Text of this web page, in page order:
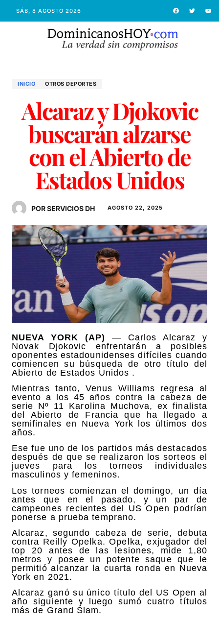
SÁB, 8 AGOSTO 2026
INICIO OTROS DEPORTES
Alcaraz y Djokovic
buscarán alzarse
con el Abierto de
Estados Unidos
POR SERVICIOS DH AGOSTO 22, 2025
NUEVA YORK (AP)
— Carlos Alcaraz y
Novak Djokovic enfrentarán a posibles
oponentes estadounidenses difíciles cuando
comiencen su búsqueda de otro título del
Abierto de Estados Unidos .
Mientras tanto, Venus Williams regresa al
evento a los 45 años contra la cabeza de
serie Nº 11 Karolina Muchova, ex finalista
del Abierto de Francia que ha llegado a
semifinales en Nueva York los últimos dos
años.
Ese fue uno de los partidos más destacados
después de que se realizaron los sorteos el
jueves para los torneos individuales
masculinos y femeninos.
Los torneos comienzan el domingo, un día
antes que en el pasado, y un par de
campeones recientes del US Open podrían
ponerse a prueba temprano.
Alcaraz, segundo cabeza de serie, debuta
contra Reilly Opelka. Opelka, exjugador del
top 20 antes de las lesiones, mide 1,80
metros y posee un potente saque que le
permitió alcanzar la cuarta ronda en Nueva
York en 2021.
Alcaraz ganó su único título del US Open al
año siguiente y luego sumó cuatro títulos
más de Grand Slam.